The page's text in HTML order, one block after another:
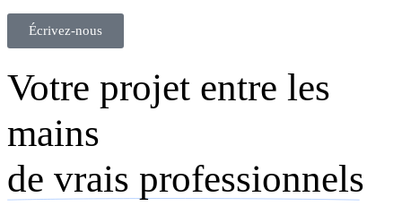
Écrivez-nous
Votre projet entre les
mains
de vrais professionnels